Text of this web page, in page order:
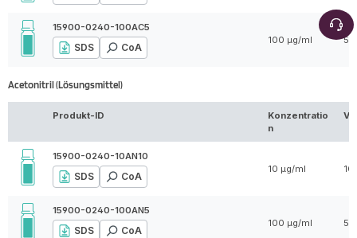
15900-0240-100AC5
SDS CoA
100 µg/ml 5
Acetonitril (Lösungsmittel)
Produkt-ID
Konzentratio
n
15900-0240-10AN10
SDS CoA
10 µg/ml 10
15900-0240-100AN5
SDS CoA
100 µg/ml 5